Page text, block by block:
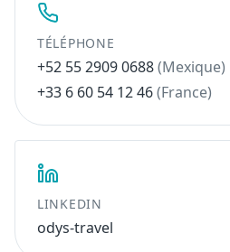
TÉLÉPHONE
+52 55 2909 0688(Mexique)
+33 6 60 54 12 46(France)
LINKEDIN
odys-travel